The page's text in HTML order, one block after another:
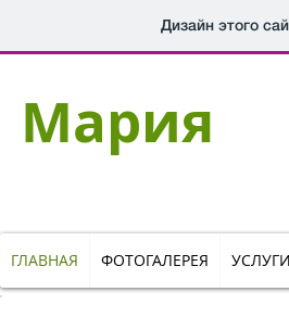
Дизайн этого
Мария
переводчик
ГЛАВНАЯ ФОТОГАЛЕРЕЯ